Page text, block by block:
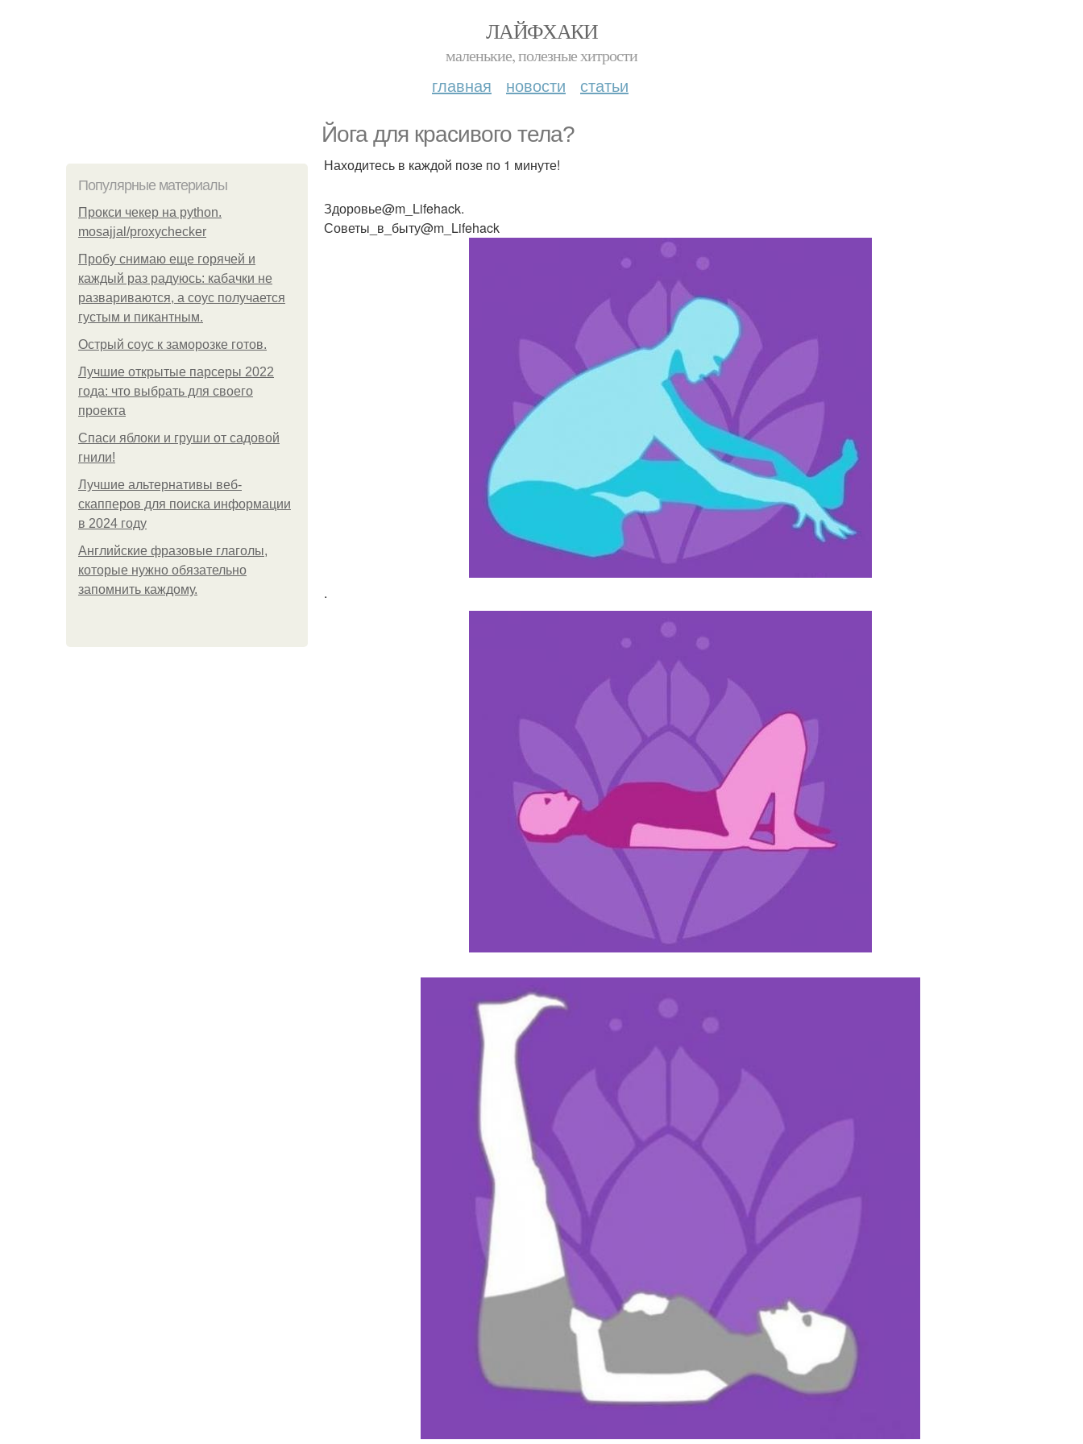
ЛАЙФХАКИ
маленькие, полезные хитрости
главная новости статьи
Йога для красивого тела?
Популярные материалы
Прокси чекер на python.
mosajjal/proxychecker
Пробу снимаю еще горячей и
каждый раз радуюсь: кабачки не
развариваются, а соус получается
густым и пикантным.
Острый соус к заморозке готов.
Лучшие открытые парсеры 2022
года: что выбрать для своего
проекта
Спаси яблоки и груши от садовой
гнили!
Лучшие альтернативы веб-
скапперов для поиска информации
в 2024 году
Английские фразовые глаголы,
которые нужно обязательно
запомнить каждому.
Находитесь в каждой позе по 1 минуте!
Здоровье@m_Lifehack.
Советы_в_быту@m_Lifehack
.